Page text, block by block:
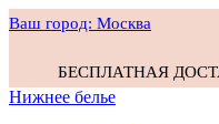
Ваш город: Москва
БЕСПЛАТНАЯ
Нижнее белье